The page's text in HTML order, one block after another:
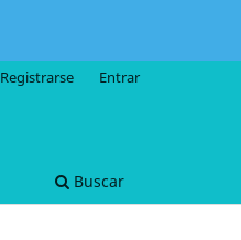
Buscar
Registrarse Entrar